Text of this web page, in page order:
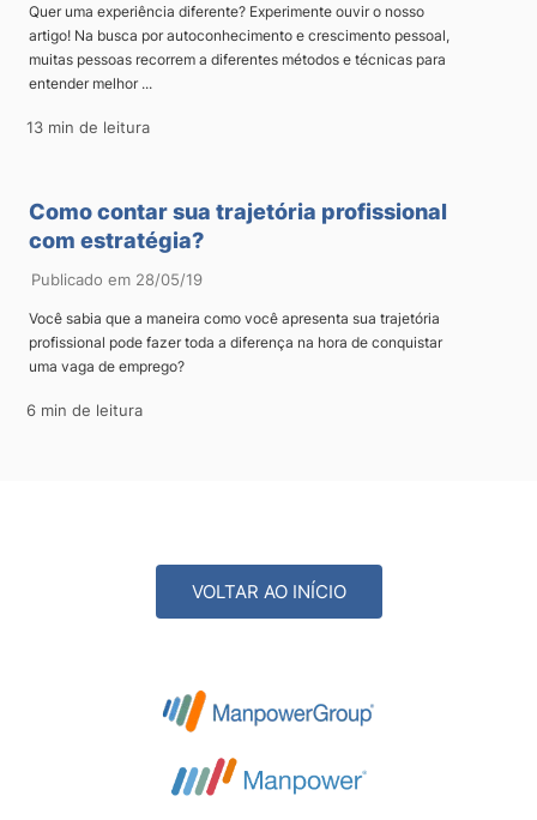
Quer uma experiência diferente? Experimente ouvir o nosso
artigo! Na busca por autoconhecimento e crescimento pessoal,
muitas pessoas recorrem a diferentes métodos e técnicas para
entender melhor ...
13 min de leitura
Como contar sua trajetória profissional
com estratégia?
Publicado em 28/05/19
Você sabia que a maneira como você apresenta sua trajetória
profissional pode fazer toda a diferença na hora de conquistar
uma vaga de emprego?
6 min de leitura
VOLTAR AO INÍCIO